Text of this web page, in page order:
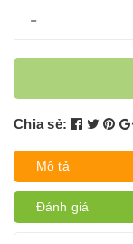
-
Chia sẻ:
Mô tả
Đánh giá